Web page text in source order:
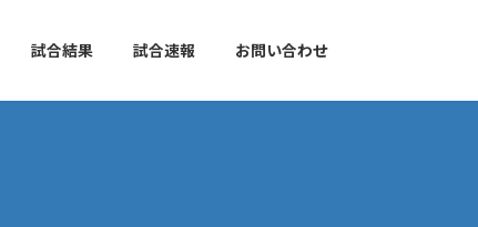
試合結果 試合速報 お問い合わせ